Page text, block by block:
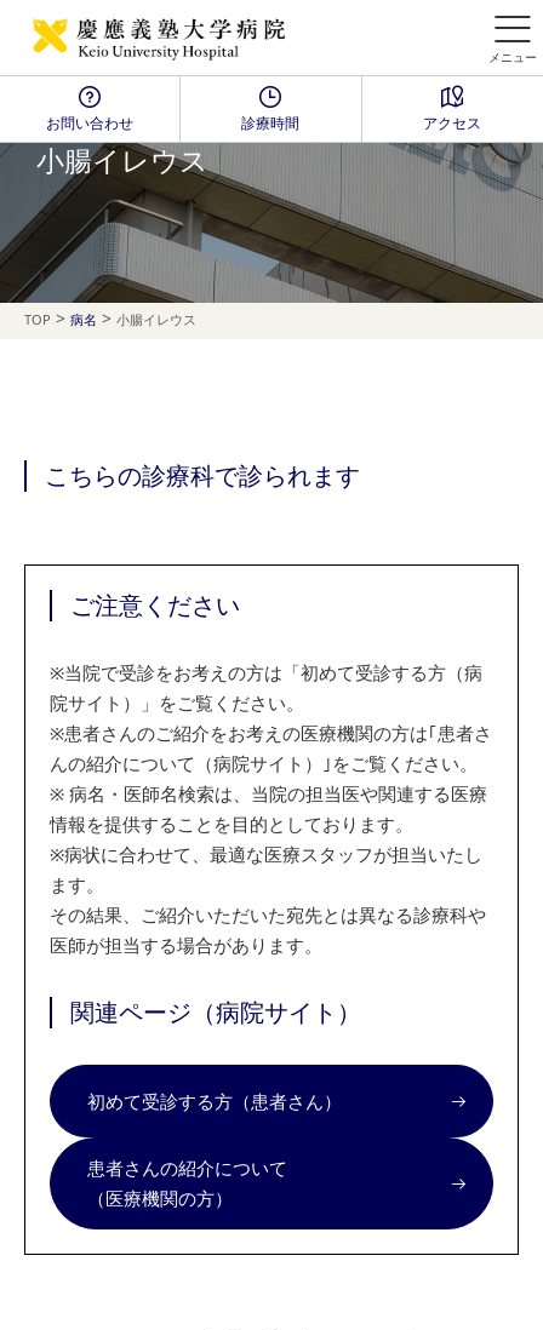
メニュー
お問い合わせ 診療時間 アクセス
Disease Name Search
小腸イレウス
TOP > 病名 > 小腸イレウス
こちらの診療科で診られます
ご注意ください
※当院で受診をお考えの方は「初めて受診する方（病
院サイト）」をご覧ください。
※患者さんのご紹介をお考えの医療機関の方は｢患者さ
んの紹介について（病院サイト）｣をご覧ください。
※ 病名・医師名検索は、当院の担当医や関連する医療
情報を提供することを目的としております。
※病状に合わせて、最適な医療スタッフが担当いたし
ます。
その結果、ご紹介いただいた宛先とは異なる診療科や
医師が担当する場合があります。
関連ページ（病院サイト）
初めて受診する方（患者さん）
患者さんの紹介について
（医療機関の方）